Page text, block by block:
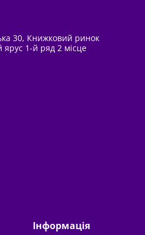
30, Книжковий ринок
ярус 1-й ряд 2 місце
Інформація